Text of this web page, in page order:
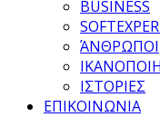
BUSINESS
ΆΝΘΡΩΠΟΙ
ΙΣΤΟΡΙΕΣ
ΕΠΙΚΟΙΝΩΝΙΑ